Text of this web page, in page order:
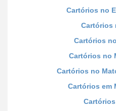
Cartórios no
Cartórios
Cartórios
Cartórios no
Cartórios no
Cartórios em